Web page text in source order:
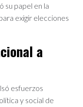
su papel en la
exigir elecciones
a
esfuerzos
y social de